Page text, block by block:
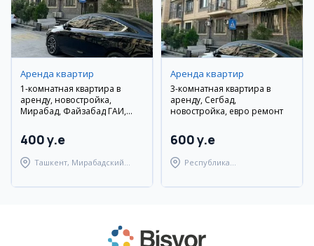
Аренда квартир
1-комнатная квартира в
аренду, новостройка,
Мирабад, Файзабад ГАИ,
400 y.e
Ташкент, Мирабадский
Аренда квартир
3-комнатная квартира в
аренду, Сегбад,
новостройка, евро ремонт
600 y.e
Республика
Берунийский район